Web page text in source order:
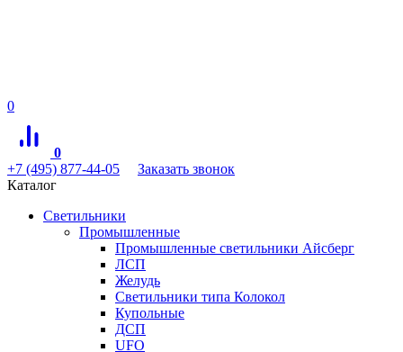
0
0
+7 (495) 877-44-05
Заказать звонок
Каталог
Светильники
Промышленные
Промышленные светильники Айсберг
ЛСП
Желудь
Светильники типа Колокол
Купольные
ДСП
UFO